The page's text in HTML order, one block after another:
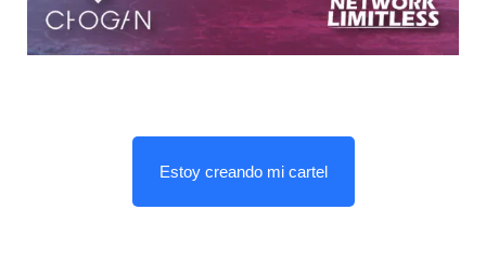
Estoy creando mi cartel